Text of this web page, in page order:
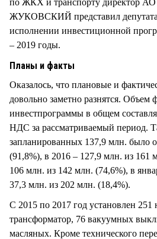
ЖУКОВСКИЙ представил
исполнении инвестиционной
– 2019 годы.
Планы и факты
Оказалось, что плановые и
довольно заметно разнятся. Объем
инвестпрограммы в общем
НДС за рассматриваемый период.
запланированных 137,9 млн. было
(91,8%), в 2016 – 127,9 млн. из 161
106 млн. из 142 млн. (74,6%), в
37,3 млн. из 202 млн. (18,4%).
С 2015 по 2017 год установлен
трансформатор, 76 вакуумных
масляных. Кроме технического